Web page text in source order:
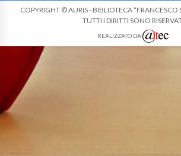
COPYRIGHT © AURIS - BIBLIOTECA “FRANCESCO
TUTTI I DIRITTI SONO
REALIZZATO DA